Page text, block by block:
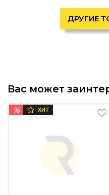
ДРУГИЕ
Вас может
% ХИТ